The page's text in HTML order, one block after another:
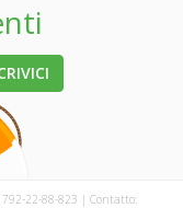
22-88-823 | Contatto: